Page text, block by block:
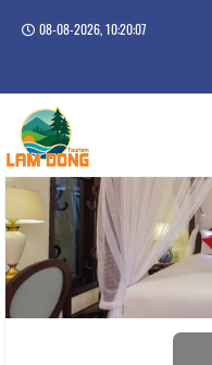
08-08-2026, 10:20:08